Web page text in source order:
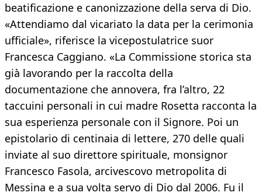
beatificazione e canonizzazione della serva di Dio.
«Attendiamo dal vicariato la data per la cerimonia
ufficiale», riferisce la vicepostulatrice suor
Francesca Caggiano. «La Commissione storica sta
già lavorando per la raccolta della
documentazione che annovera, fra l’altro, 22
taccuini personali in cui madre Rosetta racconta la
sua esperienza personale con il Signore. Poi un
epistolario di centinaia di lettere, 270 delle quali
inviate al suo direttore spirituale, monsignor
Francesco Fasola, arcivescovo metropolita di
Messina e a sua volta servo di Dio dal 2006. Fu il